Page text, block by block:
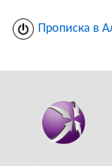
Прописка в